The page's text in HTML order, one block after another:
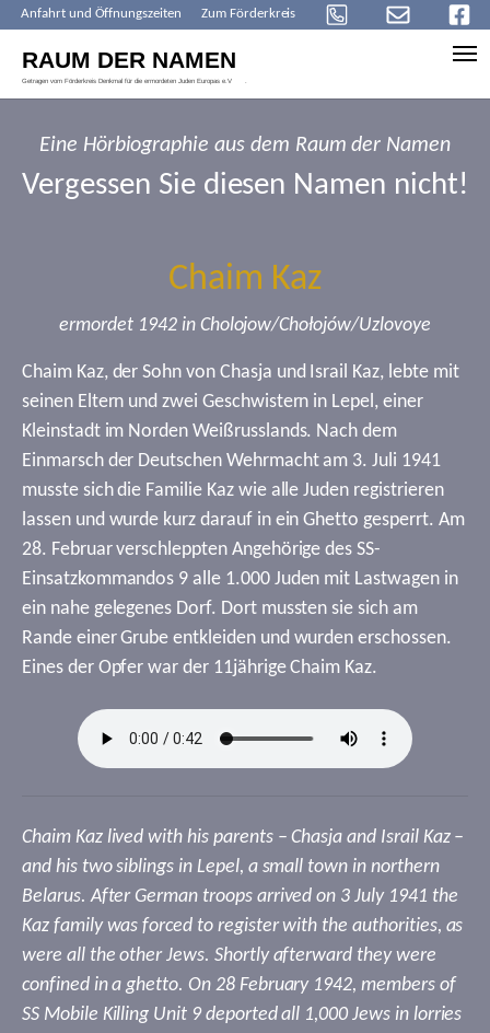
Anfahrt und Öffnungszeiten Zum Förderkreis
Eine Hörbiographie aus dem Raum der Namen
Vergessen Sie diesen Namen nicht!
Chaim Kaz
ermordet 1942 in Cholojow/Chołojów/Uzlovoye
Chaim Kaz, der Sohn von Chasja und Israil Kaz, lebte mit
seinen Eltern und zwei Geschwistern in Lepel, einer
Kleinstadt im Norden Weißrusslands. Nach dem
Einmarsch der Deutschen Wehrmacht am 3. Juli 1941
musste sich die Familie Kaz wie alle Juden registrieren
lassen und wurde kurz darauf in ein Ghetto gesperrt. Am
28. Februar verschleppten Angehörige des SS-
Einsatzkommandos 9 alle 1.000 Juden mit Lastwagen in
ein nahe gelegenes Dorf. Dort mussten sie sich am
Rande einer Grube entkleiden und wurden erschossen.
Eines der Opfer war der 11jährige Chaim Kaz.
Chaim Kaz lived with his parents – Chasja and Israil Kaz –
and his two siblings in Lepel, a small town in northern
Belarus. After German troops arrived on 3 July 1941 the
Kaz family was forced to register with the authorities, as
were all the other Jews. Shortly afterward they were
confined in a ghetto. On 28 February 1942, members of
SS Mobile Killing Unit 9 deported all 1,000 Jews in lorries